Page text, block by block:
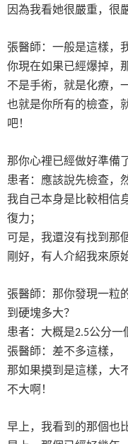
因為我看她很嚴重，很
張醫師：一般是這樣，
你現在如果已經爆掉，
不是手術，就是化療，
也就是你所有的檢查，
吧！
那你心裡已經做好準備
患者：應該說先檢查，
我自己本身是比較相信
復力；
可是，我還沒有找到那
剛好，有人介紹我來原
張醫師：那你發現一粒
到硬塊多大？
患者：大概是2.5公分一
張醫師：差不多這樣，
那如果摸到是這樣，大
不大啊！
早上，我看到的那個也